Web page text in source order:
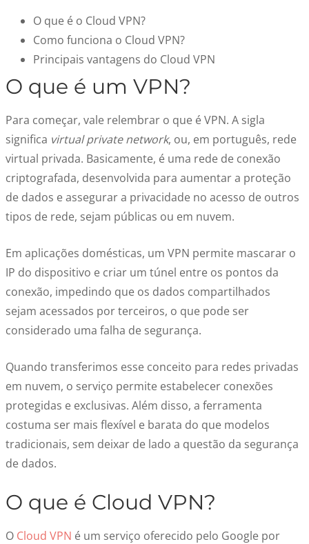
O que é o Cloud VPN?
Como funciona o Cloud VPN?
Principais vantagens do Cloud VPN
O que é um VPN?
Para começar, vale relembrar o que é VPN. A sigla
significa virtual private network, ou, em português, rede
virtual privada. Basicamente, é uma rede de conexão
criptografada, desenvolvida para aumentar a proteção
de dados e assegurar a privacidade no acesso de outros
tipos de rede, sejam públicas ou em nuvem.
Em aplicações domésticas, um VPN permite mascarar o
IP do dispositivo e criar um túnel entre os pontos da
conexão, impedindo que os dados compartilhados
sejam acessados por terceiros, o que pode ser
considerado uma falha de segurança.
Quando transferimos esse conceito para redes privadas
em nuvem, o serviço permite estabelecer conexões
protegidas e exclusivas. Além disso, a ferramenta
costuma ser mais flexível e barata do que modelos
tradicionais, sem deixar de lado a questão da segurança
de dados.
O que é Cloud VPN?
O Cloud VPN é um serviço oferecido pelo Google por